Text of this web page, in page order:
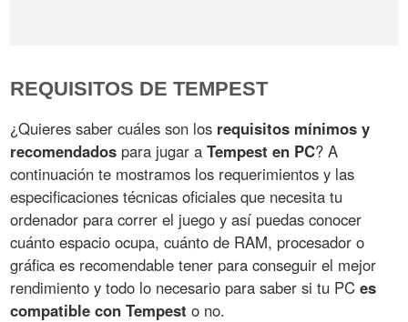
REQUISITOS DE TEMPEST
¿Quieres saber cuáles son los requisitos mínimos y
recomendados para jugar aTempest en PC? A
continuación te mostramos los requerimientos y las
especificaciones técnicas oficiales que necesita tu
ordenador para correr el juego y así puedas conocer
cuánto espacio ocupa, cuánto de RAM, procesador o
gráfica es recomendable tener para conseguir el mejor
rendimiento y todo lo necesario para saber si tu PCes
compatible con Tempest o no.